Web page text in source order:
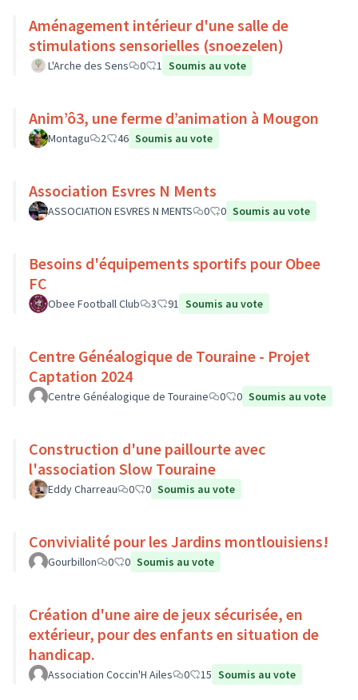
Aménagement intérieur d'une salle de
stimulations sensorielles (snoezelen)
L'Arche des Sens 0 1 Soumis au vote
Anim’ô3, une ferme d’animation à Mougon
Montagu 2 46 Soumis au vote
Association Esvres N Ments
ASSOCIATION ESVRES N MENTS 0 0 Soumis au vote
Besoins d'équipements sportifs pour Obee
FC
Obee Football Club 3 91 Soumis au vote
Centre Généalogique de Touraine - Projet
Captation 2024
Centre Généalogique de Touraine 0 0 Soumis au vote
Construction d'une paillourte avec
l'association Slow Touraine
Eddy Charreau 0 0 Soumis au vote
Convivialité pour les Jardins montlouisiens!
Gourbillon 0 0 Soumis au vote
Création d'une aire de jeux sécurisée, en
extérieur, pour des enfants en situation de
handicap.
Association Coccin'H Ailes 0 15 Soumis au vote